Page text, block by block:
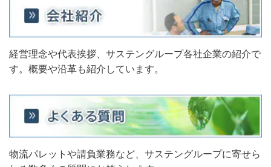
経営理念や代表挨拶、サステングループ各社企業の紹介で
す。概要や沿革も紹介しています。
物流パレットや請負業務など、サステングループに寄せら